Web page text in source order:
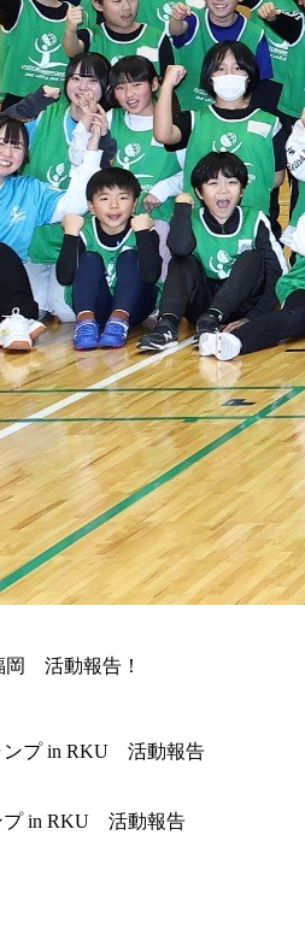
岡 活動報告！
プ in RKU 活動報告